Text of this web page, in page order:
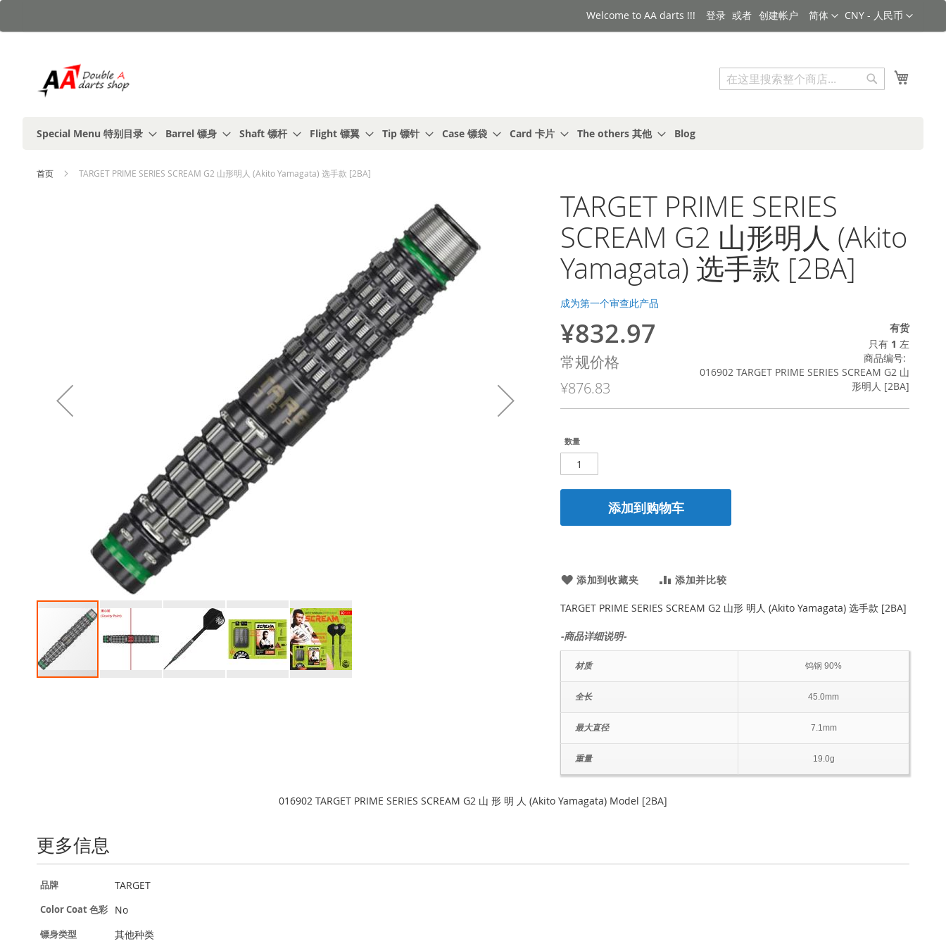
到
货币
CNY - 人民币
语言
简体
Welcome to AA darts !!! 登录 创建帐户
搜索
Special Menu 特别目录
Barrel 镖身 Shaft 镖杆 Flight 镖翼 Tip 镖针 Case 镖袋 Card 卡片 The others 其他 Blog
首页 TARGET PRIME SERIES SCREAM G2 山形明人 (Akito Yamagata) 选手款 [2BA]
TARGET PRIME SERIES
SCREAM G2 山形明人 (Akito
Yamagata) 选手款 [2BA]
成为第一个审查此产品
特
殊
价
格
¥832.97
常规价格
¥876.83
有货
只有 1 左
商品编号
016902 TARGET PRIME SERIES SCREAM G2 山
形明人 [2BA]
数量
添加到购物车
添加到收藏夹 添加并比较
TARGET PRIME SERIES SCREAM G2 山形 明人 (Akito Yamagata) 选手款 [2BA]
-商品详细说明-
材质 钨钢 90%
全长 45.0mm
最大直径 7.1mm
重量 19.0g
016902 TARGET PRIME SERIES SCREAM G2 山 形 明 人 (Akito Yamagata) Model [2BA]
更多信息
更
信
品牌 TARGET
Color Coat 色彩 No
镖身类型 其他种类